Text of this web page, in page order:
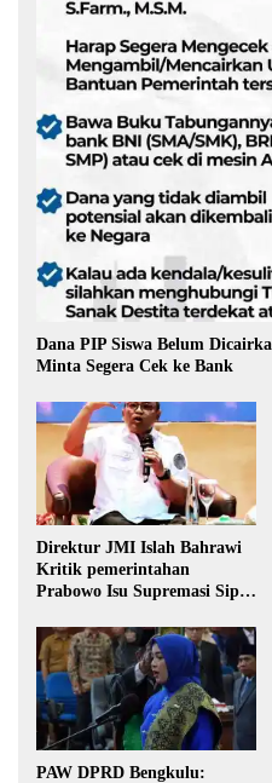
Dana PIP Siswa Belum
Minta Segera Cek ke Bank
Direktur JMI Islah Bahrawi
Kritik pemerintahan
Prabowo Isu Supremasi Sipil,
Pilkada oleh DPRD
PAW DPRD Bengkulu: